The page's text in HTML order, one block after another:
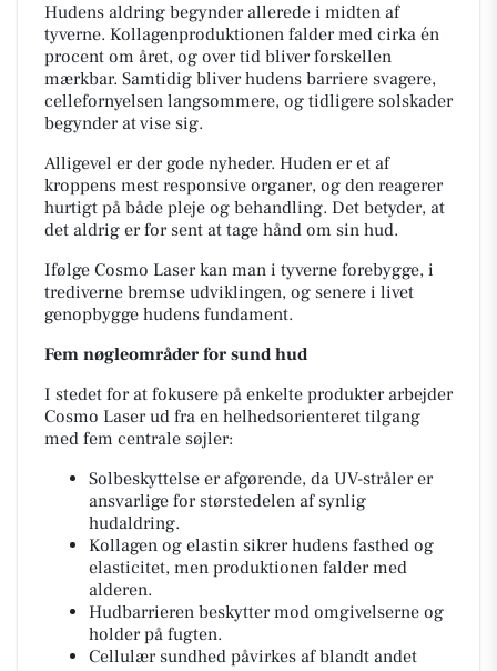
Hudens aldring begynder allerede i midten af
tyverne. Kollagenproduktionen falder med cirka én
procent om året, og over tid bliver forskellen
mærkbar. Samtidig bliver hudens barriere svagere,
cellefornyelsen langsommere, og tidligere solskader
begynder at vise sig.
Alligevel er der gode nyheder. Huden er et af
kroppens mest responsive organer, og den reagerer
hurtigt på både pleje og behandling. Det betyder, at
det aldrig er for sent at tage hånd om sin hud.
Ifølge Cosmo Laser kan man i tyverne forebygge, i
trediverne bremse udviklingen, og senere i livet
genopbygge hudens fundament.
Fem nøgleområder for sund hud
I stedet for at fokusere på enkelte produkter arbejder
Cosmo Laser ud fra en helhedsorienteret tilgang
med fem centrale søjler:
Solbeskyttelse er afgørende, da UV-stråler er
ansvarlige for størstedelen af synlig
hudaldring.
Kollagen og elastin sikrer hudens fasthed og
elasticitet, men produktionen falder med
alderen.
Hudbarrieren beskytter mod omgivelserne og
holder på fugten.
Cellulær sundhed påvirkes af blandt andet